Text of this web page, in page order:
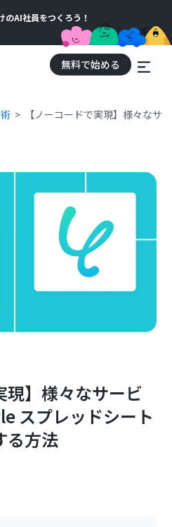
AI社員をつくろう！
無料で始める
【ノーコードで実現】様々な
現】様々なサービ
スプレッドシート
る方法